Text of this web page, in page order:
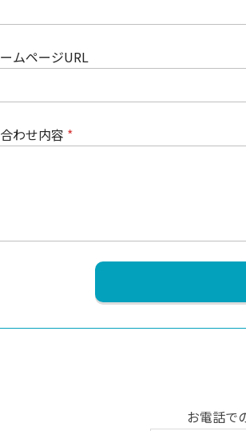
ムページURL
わせ内容 *
お電話で